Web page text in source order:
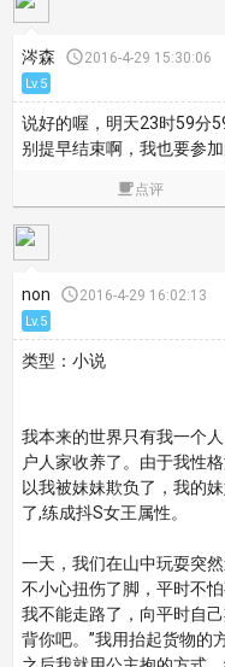
涔森 2016-4-29 15:30:06
Lv.5
说好的喔，明天23时59分
别提早结束啊，我也要参
点评
non 2016-4-29 16:02:13
Lv.5
类型：小说
我本来的世界只有我一个
户人家收养了。由于我性
以我被妹妹欺负了，我的
了,练成抖S女王属性。
一天，我们在山中玩耍突
不小心扭伤了脚，平时不
我不能走路了，向平时自
背你吧。”我用抬起货物的